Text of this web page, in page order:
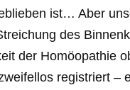
ist… Aber
des
der Homöopathie
registriert –